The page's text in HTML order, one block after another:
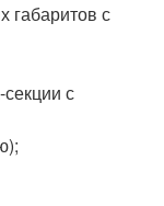
габаритов с
с